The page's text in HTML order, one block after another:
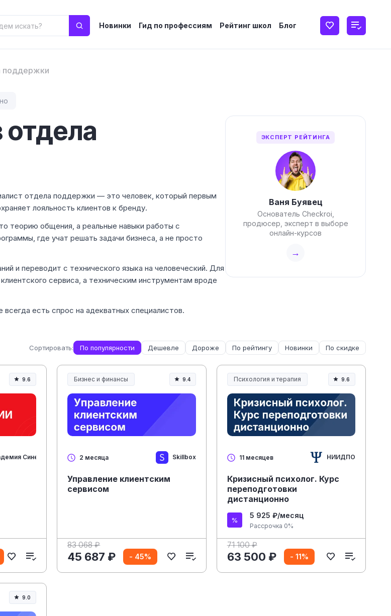
Новинки Гид по профессиям Рейтинг школ Блог
поддержки
отдела поддержки — это человек, который первым
лояльность клиентов к бренду.
теорию общения, а реальные навыки работы с
где учат решать задачи бизнеса, а не просто
и переводит с технического языка на человеческий. Для
сервиса, а техническим инструментам вроде
есть спрос на адекватных специалистов.
ЭКСПЕРТ РЕЙТИНГА
Ваня Буявец
Основатель Checkroi,
продюсер, эксперт в выборе
онлайн-курсов
→
Сортировать: По популярности Дешевле Дороже По рейтингу Новинки По скидке
9.6
Синергия
Бизнес и финансы 9.4
2 месяца Skillbox
Управление клиентским
сервисом
83 068 ₽
45 687 ₽ - 45%
Психология и терапия 9.6
11 месяцев НИИДПО
Кризисный психолог. Курс
переподготовки
дистанционно
5 925 ₽/месяц
Рассрочка 0%
71 100 ₽
63 500 ₽ - 11%
9.0